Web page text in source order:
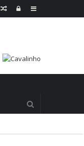
Sidebar
Log
Random